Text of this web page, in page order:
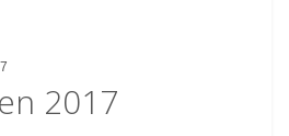
2017